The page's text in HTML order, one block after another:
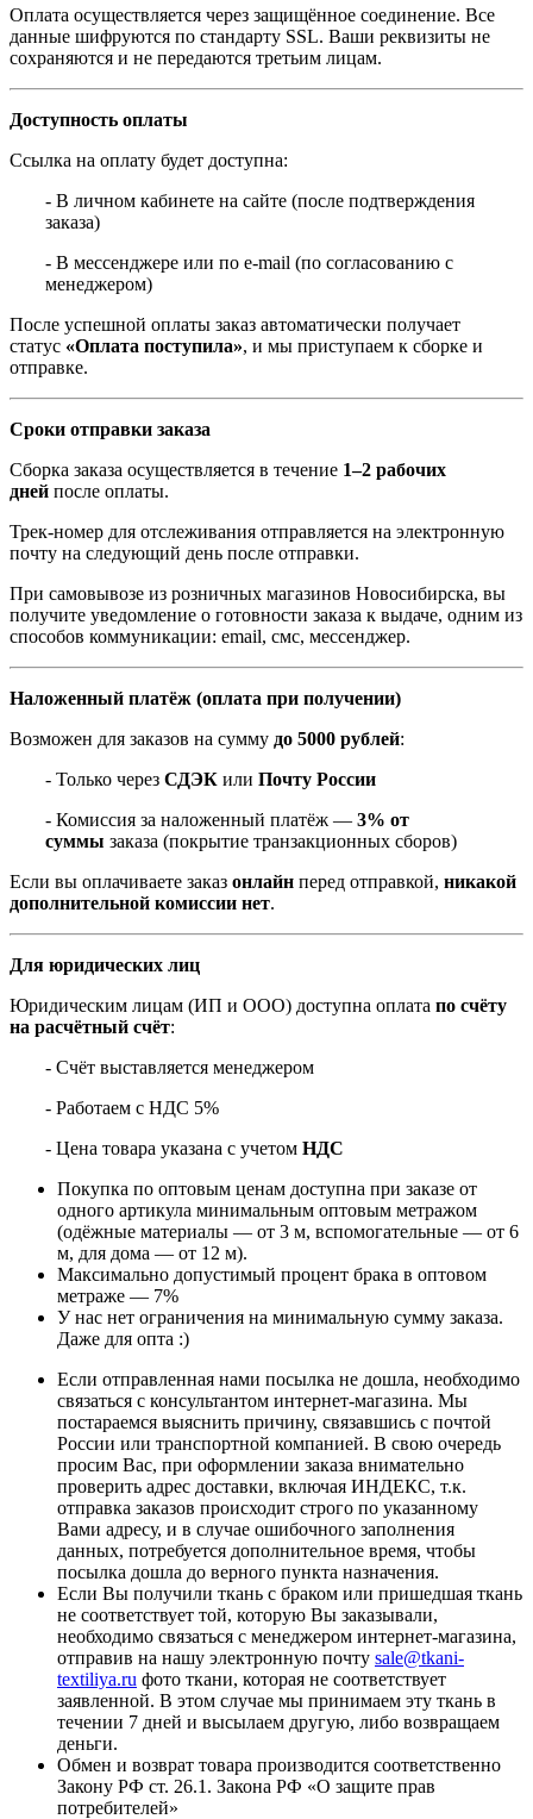
Оплата осуществляется через защищённое соединение. Все
данные шифруются по стандарту SSL. Ваши реквизиты не
сохраняются и не передаются третьим лицам.
Доступность оплаты
Ссылка на оплату будет доступна:
- В личном кабинете на сайте (после подтверждения
заказа)
- В мессенджере или по e-mail (по согласованию с
менеджером)
После успешной оплаты заказ автоматически получает
статус «Оплата поступила», и мы приступаем к сборке и
отправке.
Сроки отправки заказа
Сборка заказа осуществляется в течение 1–2 рабочих
дней после оплаты.
Трек-номер для отслеживания отправляется на электронную
почту на следующий день после отправки.
При самовывозе из розничных магазинов Новосибирска, вы
получите уведомление о готовности заказа к выдаче, одним из
способов коммуникации: email, смс, мессенджер.
Наложенный платёж (оплата при получении)
Возможен для заказов на сумму до 5000 рублей:
- Только через СДЭК или Почту России
- Комиссия за наложенный платёж — 3% от
суммы заказа (покрытие транзакционных сборов)
Если вы оплачиваете заказ онлайн перед отправкой, никакой
дополнительной комиссии нет.
Для юридических лиц
Юридическим лицам (ИП и ООО) доступна оплата по счёту
на расчётный счёт:
- Счёт выставляется менеджером
- Работаем с НДС 5%
- Цена товара указана с учетом НДС
Покупка по оптовым ценам доступна при заказе от
одного артикула минимальным оптовым метражом
(одёжные материалы — от 3 м, вспомогательные — от 6
м, для дома — от 12 м).
Максимально допустимый процент брака в оптовом
метраже — 7%
У нас нет ограничения на минимальную сумму заказа.
Даже для опта :)
Если отправленная нами посылка не дошла, необходимо
связаться с консультантом интернет-магазина. Мы
постараемся выяснить причину, связавшись с почтой
России или транспортной компанией. В свою очередь
просим Вас, при оформлении заказа внимательно
проверить адрес доставки, включая ИНДЕКС, т.к.
отправка заказов происходит строго по указанному
Вами адресу, и в случае ошибочного заполнения
данных, потребуется дополнительное время, чтобы
посылка дошла до верного пункта назначения.
Если Вы получили ткань с браком или пришедшая ткань
не соответствует той, которую Вы заказывали,
необходимо связаться с менеджером интернет-магазина,
отправив на нашу электронную почту sale@tkani-
textiliya.ru фото ткани, которая не соответствует
заявленной. В этом случае мы принимаем эту ткань в
течении 7 дней и высылаем другую, либо возвращаем
деньги.
Обмен и возврат товара производится соответственно
Закону РФ ст. 26.1. Закона РФ «О защите прав
потребителей»